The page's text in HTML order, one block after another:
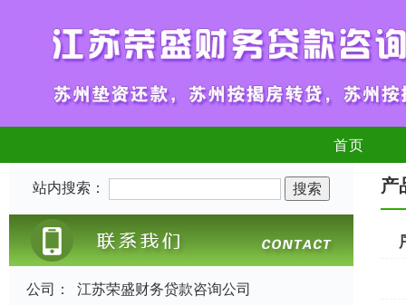
首页
站内搜索：
公司：
江苏荣盛财务贷款咨询公司
产